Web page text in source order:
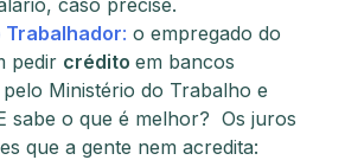
caso precise.
Trabalhador: o empregado do
pedir crédito em bancos
pelo Ministério do Trabalho e
sabe o que é melhor? Os juros
que a gente nem acredita: